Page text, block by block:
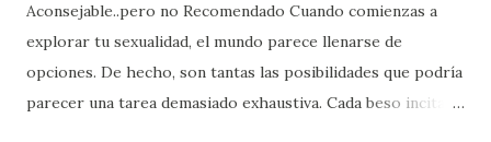
Aconsejable..pero no Recomendado Cuando comienzas a
explorar tu sexualidad, el mundo parece llenarse de
opciones. De hecho, son tantas las posibilidades que podría
parecer una tarea demasiado exhaustiva. Cada beso incita